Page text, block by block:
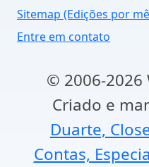
Sitemap (Edições por
Entre em contato
© 2006-2026
Criado e
Duarte,
Contas,